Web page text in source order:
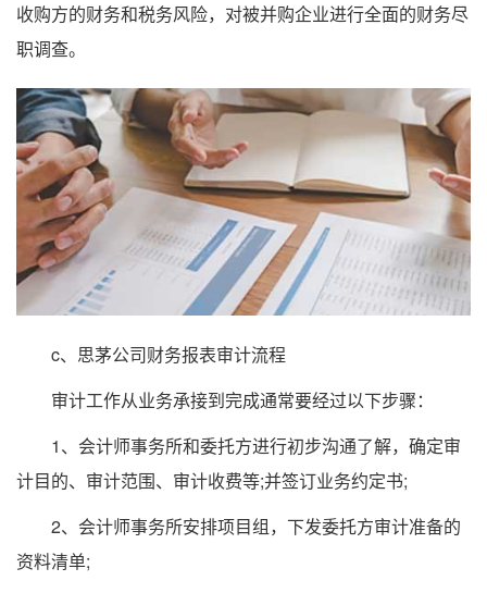
收购方的财务和税务风险，对被并购企业进行全面的财务尽
职调查。
c、思茅公司财务报表审计流程
审计工作从业务承接到完成通常要经过以下步骤：
1、会计师事务所和委托方进行初步沟通了解，确定审
计目的、审计范围、审计收费等;并签订业务约定书;
2、会计师事务所安排项目组，下发委托方审计准备的
资料清单;